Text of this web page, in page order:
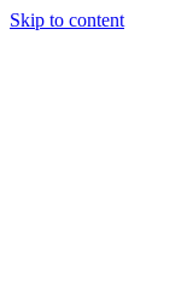
Skip to content